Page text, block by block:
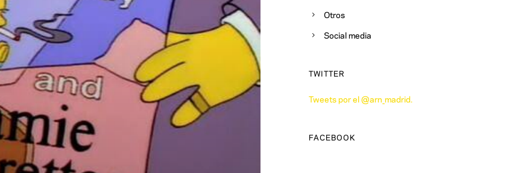
Otros
Social media
TWITTER
Tweets por el @arn_madrid.
FACEBOOK